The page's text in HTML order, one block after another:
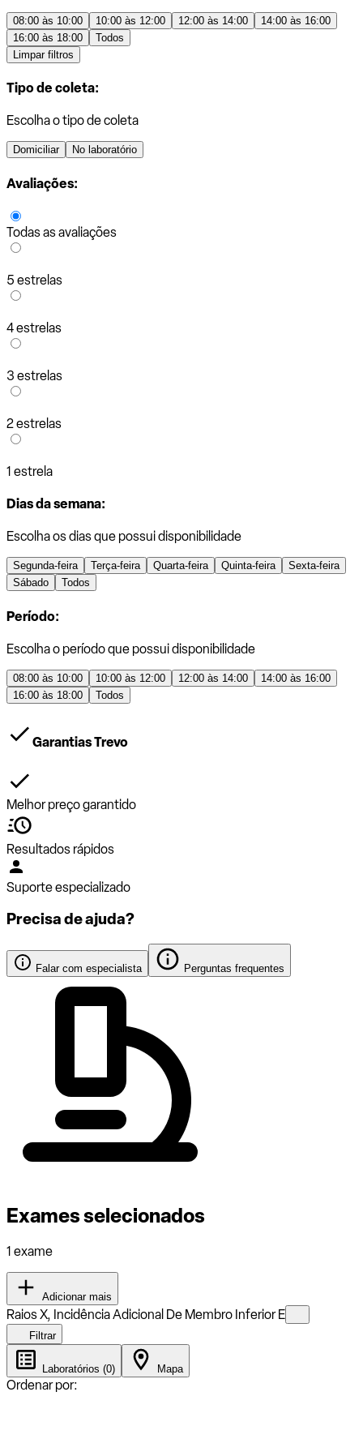
08:00 às 10:00 10:00 às 12:00 12:00 às 14:00
14:00 às 16:00
16:00 às 18:00
Todos
Limpar filtros
Tipo de coleta:
Escolha o tipo de coleta
Domiciliar No laboratório
Avaliações:
Todas as avaliações
5 estrelas
4 estrelas
3 estrelas
2 estrelas
1 estrela
Dias da semana:
Escolha os dias que possui disponibilidade
Segunda-feira Terça-feira Quarta-feira Quinta-feira
Sexta-feira
Sábado
Todos
Período:
Escolha o período que possui disponibilidade
08:00 às 10:00 10:00 às 12:00 12:00 às 14:00
14:00 às 16:00
16:00 às 18:00
Todos
Garantias Trevo
Melhor preço garantido
Resultados rápidos
Suporte especializado
Precisa de ajuda?
Falar com especialista Perguntas frequentes
Exames selecionados
1 exame
Adicionar mais
Raios X, Incidência Adicional De Membro Inferior E
Filtrar
Laboratórios (0) Mapa
Ordenar por: